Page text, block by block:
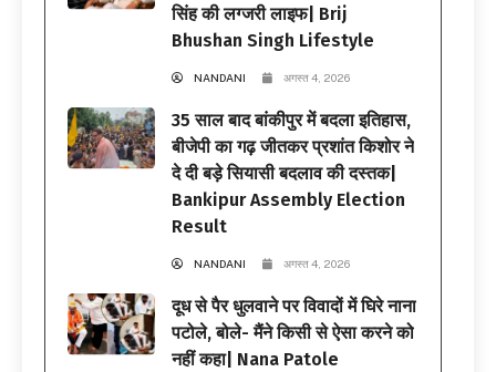
सिंह की लग्जरी लाइफ| Brij
Bhushan Singh Lifestyle
NANDANI अगस्त 4, 2026
35 साल बाद बांकीपुर में बदला इतिहास,
बीजेपी का गढ़ जीतकर प्रशांत किशोर ने
दे दी बड़े सियासी बदलाव की दस्तक|
Bankipur Assembly Election
Result
NANDANI अगस्त 4, 2026
दूध से पैर धुलवाने पर विवादों में घिरे नाना
पटोले, बोले- मैंने किसी से ऐसा करने को
नहीं कहा| Nana Patole